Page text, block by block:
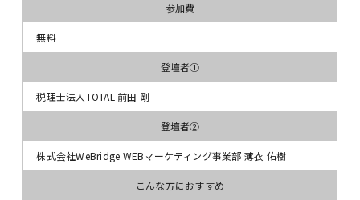
参加費
無料
登壇者①
税理士法人TOTAL 前田 剛
登壇者②
株式会社WeBridge WEBマーケティング事業部 薄衣 佑樹
こんな方におすすめ